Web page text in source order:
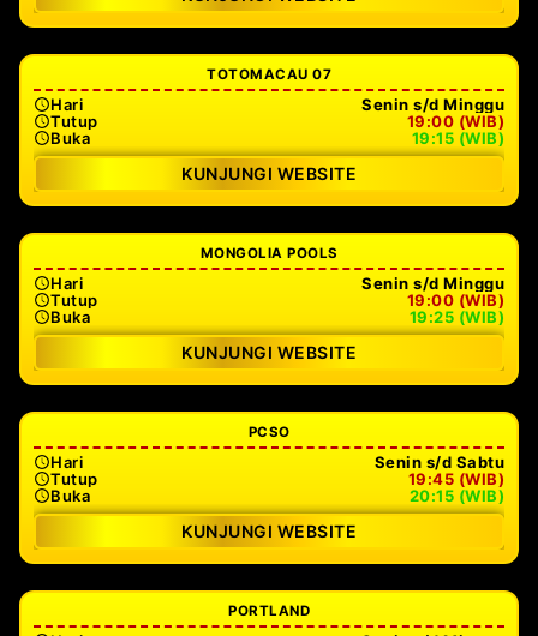
TOTOMACAU 07
Hari
Senin s/d Minggu
Tutup
19:00 (WIB)
Buka
19:15 (WIB)
KUNJUNGI WEBSITE
MONGOLIA POOLS
Hari
Senin s/d Minggu
Tutup
19:00 (WIB)
Buka
19:25 (WIB)
KUNJUNGI WEBSITE
PCSO
Hari
Senin s/d Sabtu
Tutup
19:45 (WIB)
Buka
20:15 (WIB)
KUNJUNGI WEBSITE
PORTLAND